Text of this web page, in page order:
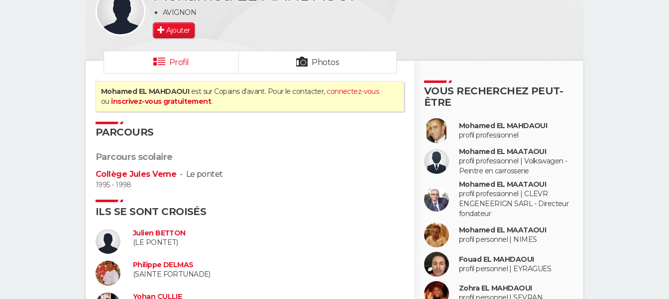
AVIGNON
Ajouter
Profil Photos
Mohamed EL MAHDAOUI est sur Copains d'avant. Pour le contacter, connectez-vous
ou inscrivez-vous gratuitement.
PARCOURS
Parcours scolaire
Collège Jules Verne - Le pontet
1995 - 1998
ILS SE SONT CROISÉS
Julien BETTON
(LE PONTET)
Philippe DELMAS
(SAINTE FORTUNADE)
Yohan CULLIE
VOUS RECHERCHEZ PEUT-
ÊTRE
Mohamed EL MAHDAOUI
profil professionnel
Mohamed EL MAATAOUI
profil professionnel | Volkswagen -
Peintre en carrosserie
Mohamed EL MAATAOUI
profil professionnel | CLEVR
ENGENEERIGN SARL - Directeur
fondateur
Mohamed EL MAATAOUI
profil personnel | NIMES
Fouad EL MAHDAOUI
profil personnel | EYRAGUES
Zohra EL MAHDAOUI